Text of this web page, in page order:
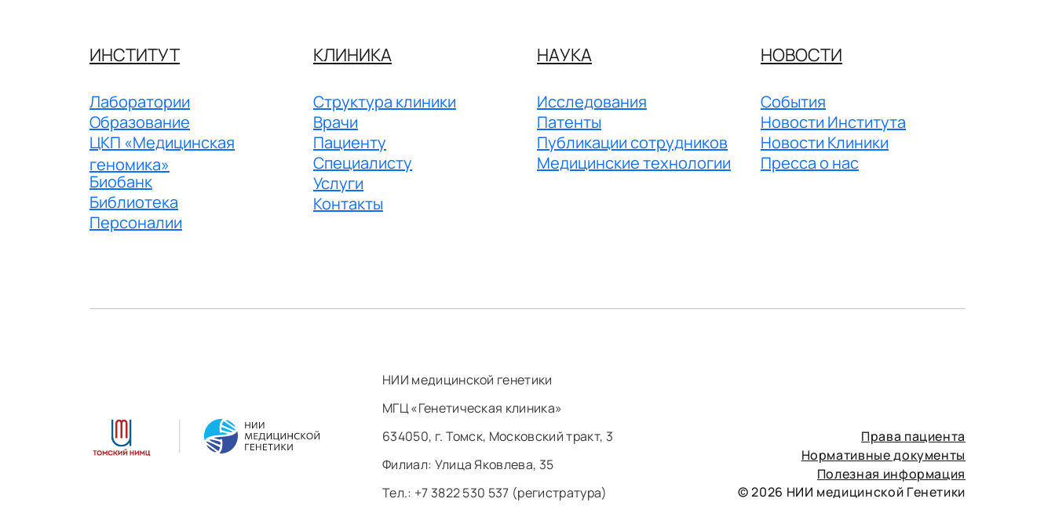
ИНСТИТУТ
Лаборатории
Образование
ЦКП «Медицинская
геномика»
Биобанк
Библиотека
Персоналии
КЛИНИКА
Структура клиники
Врачи
Пациенту
Специалисту
Услуги
Контакты
НАУКА
Исследования
Патенты
Публикации сотрудников
Медицинские технологии
НОВОСТИ
События
Новости Института
Новости Клиники
Пресса о нас
НИИ медицинской генетики
МГЦ «Генетическая клиника»
634050, г. Томск, Московский тракт, 3
Филиал: ​Улица Яковлева, 35
Тел.: +7 3822 530 537 (регистратура)
Права пациента
Нормативные документы
Полезная информация
© 2026 НИИ медицинской Генетики